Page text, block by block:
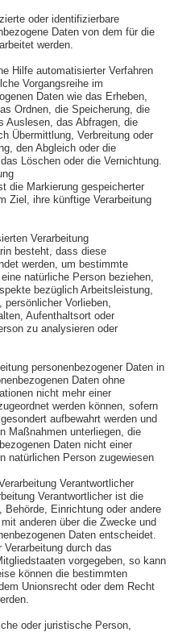
oder identifizierbare
Daten von dem für die
werden.
Hilfe automatisierter Verfahren
Vorgangsreihe im
Daten wie das Erheben,
Ordnen, die Speicherung, die
Auslesen, das Abfragen, die
Übermittlung, Verbreitung oder
den Abgleich oder die
Löschen oder die Vernichtung.
die Markierung gespeicherter
Ziel, ihre künftige Verarbeitung
Verarbeitung
besteht, dass diese
werden, um bestimmte
natürliche Person beziehen,
bezüglich Arbeitsleistung,
Vorlieben,
Aufenthaltsort oder
zu analysieren oder
personenbezogener Daten in
Daten ohne
nicht mehr einer
werden können, sofern
aufbewahrt werden und
Maßnahmen unterliegen, die
Daten nicht einer
natürlichen Person zugewiesen
Verantwortlicher
Verantwortlicher ist die
Einrichtung oder andere
anderen über die Zwecke und
Daten entscheidet.
durch das
vorgegeben, so kann
können die bestimmten
Unionsrecht oder dem Recht
oder juristische Person,